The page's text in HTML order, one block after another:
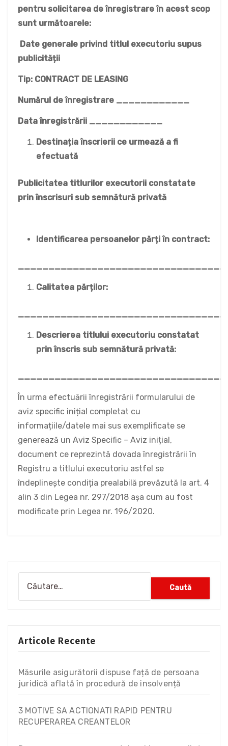
pentru solicitarea de înregistrare în acest scop
sunt următoarele:
Date generale privind titlul executoriu supus
publicității
Tip: CONTRACT DE LEASING
Numărul de înregistrare ____________
Data înregistrării ____________
Destinația înscrierii ce urmează a fi
efectuată
Publicitatea titlurilor executorii constatate
prin înscrisuri sub semnătură privată
Identificarea persoanelor părți în contract:
Calitatea părților:
Descrierea titlului executoriu constatat
prin înscris sub semnătură privată:
În urma efectuării înregistrării formularului de
aviz specific inițial completat cu
informațiile/datele mai sus exemplificate se
generează un Aviz Specific – Aviz inițial,
document ce reprezintă dovada înregistrării în
Registru a titlului executoriu astfel se
îndeplinește condiția prealabilă prevăzută la art. 4
alin 3 din Legea nr. 297/2018 așa cum au fost
modificate prin Legea nr. 196/2020.
Articole Recente
Măsurile asigurătorii dispuse față de persoana
juridică aflată în procedură de insolvență
3 MOTIVE SA ACTIONATI RAPID PENTRU
RECUPERAREA CREANTELOR